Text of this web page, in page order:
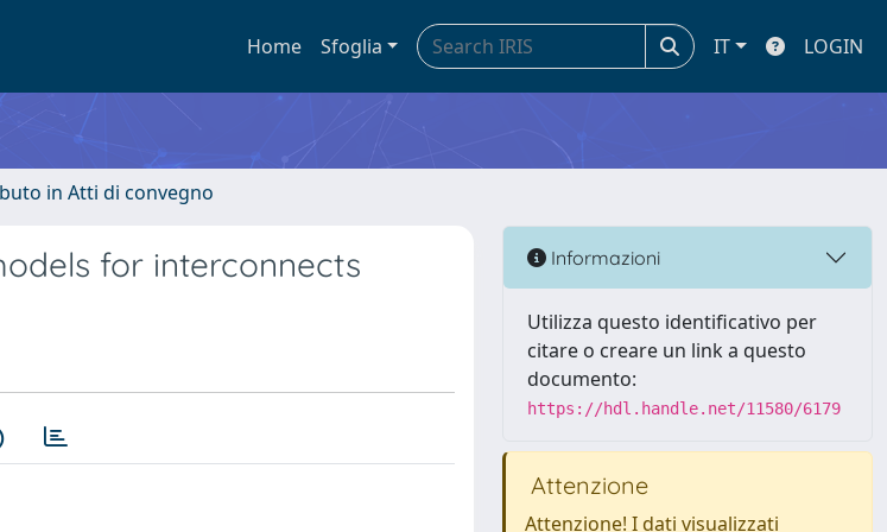
Home Sfoglia IT LOGIN
in Atti di convegno
for interconnects Informazioni
Utilizza questo identificativo per
citare o creare un link a questo
documento:
https://hdl.handle.net/11580/6179
Attenzione
Attenzione! I dati visualizzati